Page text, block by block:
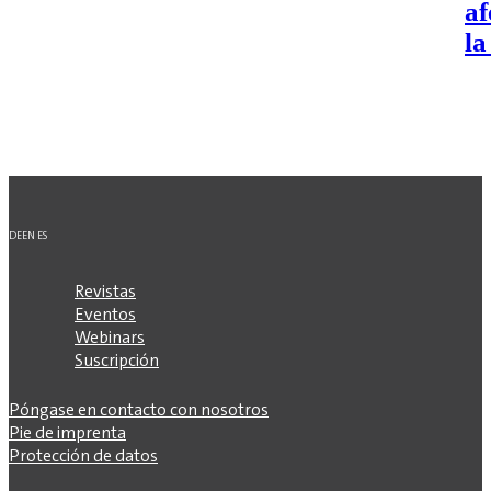
la
DEEN ES
Revistas
Eventos
Webinars
Suscripción
Póngase en contacto con nosotros
Pie de imprenta
Protección de datos